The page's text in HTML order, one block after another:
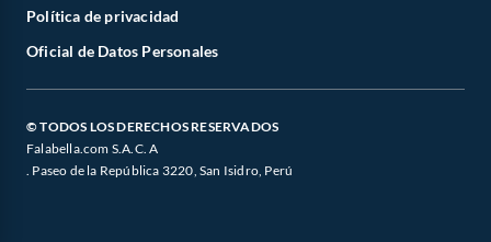
Política de privacidad
Oficial de Datos Personales
© TODOS LOS DERECHOS RESERVADOS
Falabella.com S.A.C. A
. Paseo de la República 3220, San Isidro, Perú